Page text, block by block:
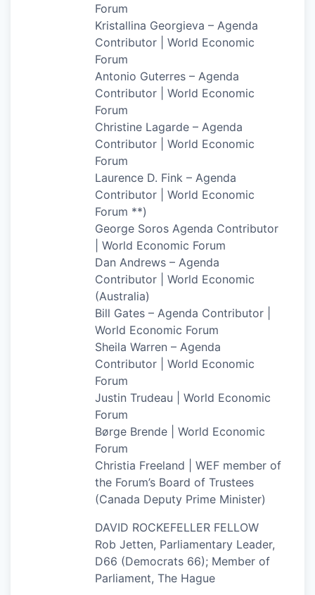
Forum
Kristallina Georgieva – Agenda
Contributor | World Economic
Forum
Antonio Guterres – Agenda
Contributor | World Economic
Forum
Christine Lagarde – Agenda
Contributor | World Economic
Forum
Laurence D. Fink – Agenda
Contributor | World Economic
Forum **)
George Soros Agenda Contributor
| World Economic Forum
Dan Andrews – Agenda
Contributor | World Economic
(Australia)
Bill Gates – Agenda Contributor |
World Economic Forum
Sheila Warren – Agenda
Contributor | World Economic
Forum
Justin Trudeau | World Economic
Forum
Børge Brende | World Economic
Forum
Christia Freeland | WEF member of
the Forum’s Board of Trustees
(Canada Deputy Prime Minister)
DAVID ROCKEFELLER FELLOW
Rob Jetten, Parliamentary Leader,
D66 (Democrats 66); Member of
Parliament, The Hague